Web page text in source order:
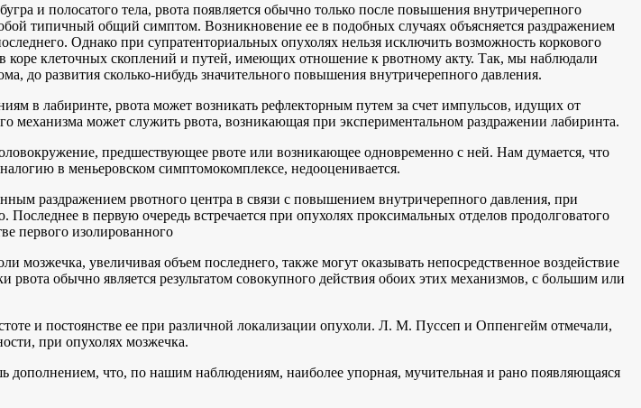
и полосатого тела, рвота появляется обычно только после повышения внутричерепного
типичный общий симптом. Возникновение ее в подобных случаях объясняется раздражением
Однако при супратенториальных опухолях нельзя исключить возможность коркового
коре клеточных скоплений и путей, имеющих отношение к рвотному акту. Так, мы наблюдали
до развития сколько-нибудь значительного повышения внутричерепного давления.
в лабиринте, рвота может возникать рефлекторным путем за счет импульсов, идущих от
механизма может служить рвота, возникающая при экспериментальном раздражении лабиринта.
предшествующее рвоте или возникающее одновременно с ней. Нам думается, что
в меньеровском симптомокомплексе, недооценивается.
раздражением рвотного центра в связи с повышением внутричерепного давления, при
в первую очередь встречается при опухолях проксимальных отделов продолговатого
первого изолированного
мозжечка, увеличивая объем последнего, также могут оказывать непосредственное воздействие
обычно является результатом совокупного действия обоих этих механизмов, с большим или
и постоянстве ее при различной локализации опухоли. Л. М. Пуссеп и Оппенгейм отмечали,
при опухолях мозжечка.
что, по нашим наблюдениям, наиболее упорная, мучительная и рано появляющаяся